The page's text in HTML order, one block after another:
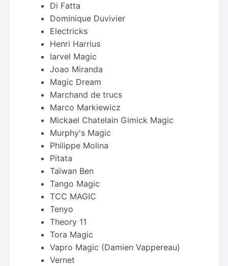
Di Fatta
Dominique Duvivier
Electricks
Henri Harrius
Iarvel Magic
Joao Miranda
Magic Dream
Marchand de trucs
Marco Markiewicz
Mickael Chatelain Gimick Magic
Murphy's Magic
Philippe Molina
Pitata
Taïwan Ben
Tango Magic
TCC MAGIC
Tenyo
Theory 11
Tora Magic
Vapro Magic (Damien Vappereau)
Vernet